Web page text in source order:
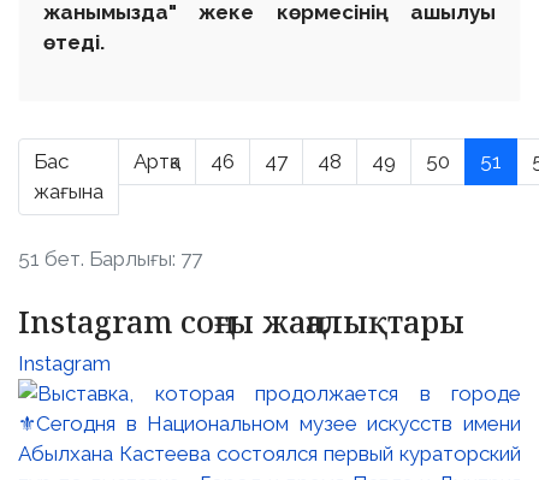
жанымызда" жеке көрмесінің ашылуы
өтеді.
Бас
жағына
Артқа 46 47 48 49 50 51
51 бет. Барлығы: 77
Instagram соңғы жаңалықтары
Instagram